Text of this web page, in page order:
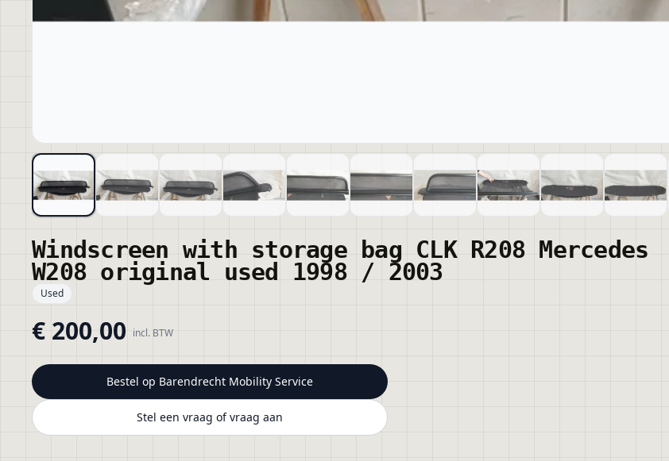
Windscreen with storage bag CLK R208 Mercedes
W208 original used 1998 / 2003
Used
€ 200,00 incl. BTW
Bestel op Barendrecht Mobility Service
Stel een vraag of vraag aan